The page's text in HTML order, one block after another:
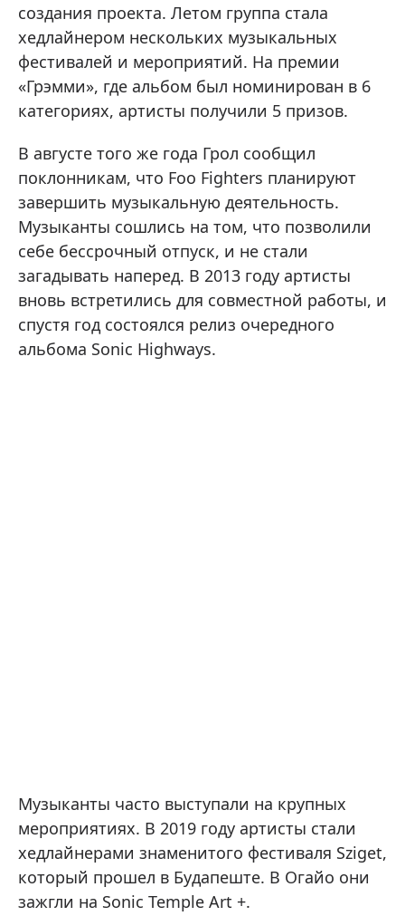
создания проекта. Летом группа стала
хедлайнером нескольких музыкальных
фестивалей и мероприятий. На премии
«Грэмми», где альбом был номинирован в 6
категориях, артисты получили 5 призов.
В августе того же года Грол сообщил
поклонникам, что Foo Fighters планируют
завершить музыкальную деятельность.
Музыканты сошлись на том, что позволили
себе бессрочный отпуск, и не стали
загадывать наперед. В 2013 году артисты
вновь встретились для совместной работы, и
спустя год состоялся релиз очередного
альбома Sonic Highways.
Музыканты часто выступали на крупных
мероприятиях. В 2019 году артисты стали
хедлайнерами знаменитого фестиваля Sziget,
который прошел в Будапеште. В Огайо они
зажгли на Sonic Temple Art +.